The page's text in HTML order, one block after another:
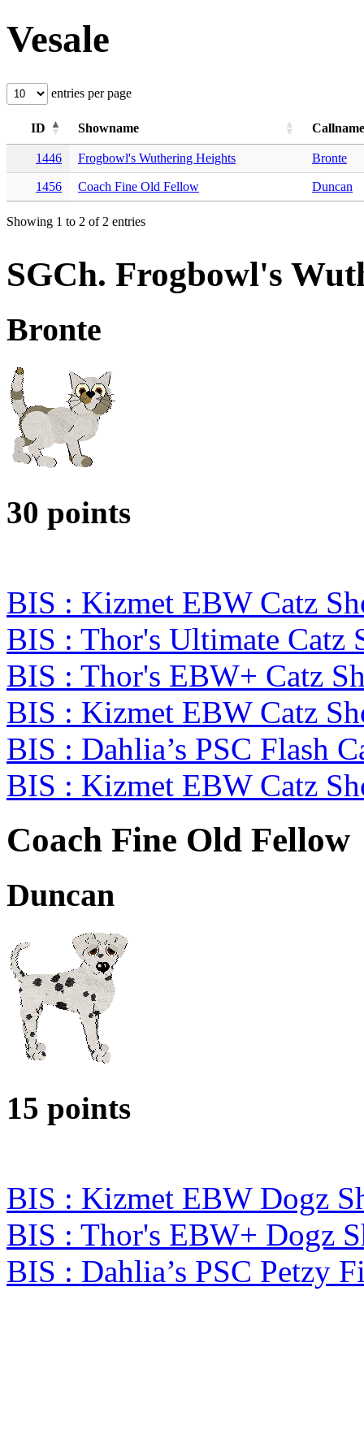
Vesale
entries per page
ID Showname Callname
1446 Frogbowl's Wuthering Heights Bronte
1456 Coach Fine Old Fellow Duncan
Showing 1 to 2 of 2 entries
SGCh. Frogbowl's
Bronte
30 points
BIS : Kizmet EBW Catz
BIS : Thor's Ultimate Catz
BIS : Thor's EBW+ Catz
BIS : Kizmet EBW Catz
BIS : Dahlia’s PSC Flash
BIS : Kizmet EBW Catz
Coach Fine Old Fellow
Duncan
15 points
BIS : Kizmet EBW Dogz
BIS : Thor's EBW+ Dogz
BIS : Dahlia’s PSC Petzy